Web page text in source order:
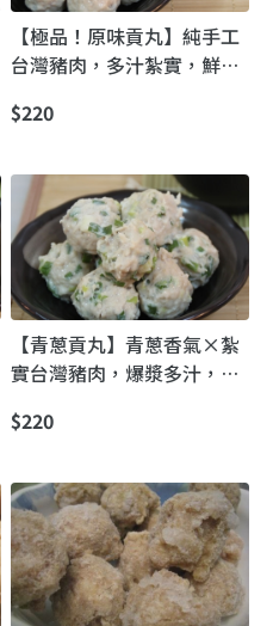
【極品！原味貢丸】純手工
台灣豬肉，多汁紮實，鮮甜
$220
【青蔥貢丸】青蔥香氣×紮
實台灣豬肉，爆漿多汁，一
必備！
$220